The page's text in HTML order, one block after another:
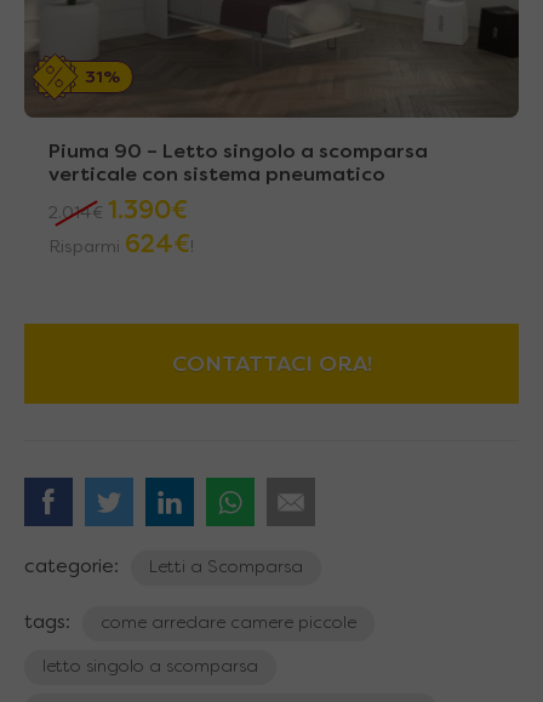
31%
Piuma 90 – Letto singolo a scomparsa
verticale con sistema pneumatico
2.014€ 1.390€
Risparmi 624€!
CONTATTACI ORA!
categorie: Letti a Scomparsa
tags: come arredare camere piccole
letto singolo a scomparsa